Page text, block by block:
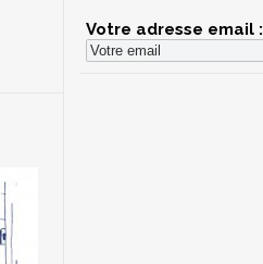
Votre adresse email :